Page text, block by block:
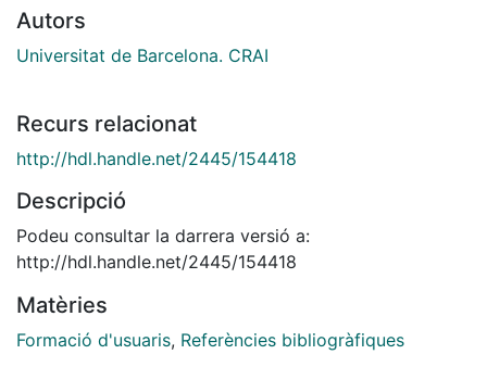
Autors
Universitat de Barcelona. CRAI
Recurs relacionat
http://hdl.handle.net/2445/154418
Descripció
Podeu consultar la darrera versió a:
http://hdl.handle.net/2445/154418
Matèries
Formació d'usuaris, Referències bibliogràfiques